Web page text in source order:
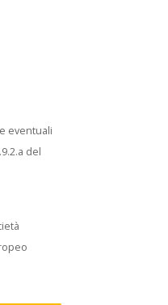
eventuali
del